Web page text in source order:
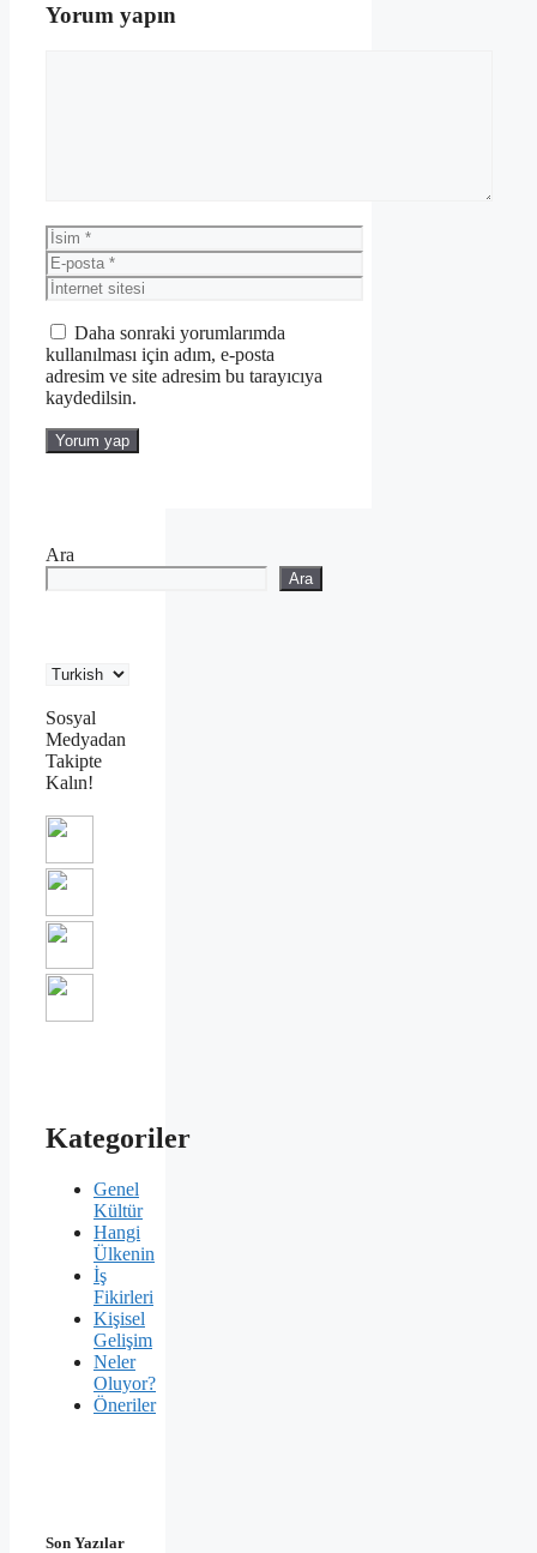
Yorum yapın
İsim
E-
posta
İnternet
sitesi
Daha sonraki yorumlarımda
kullanılması için adım, e-posta
adresim ve site adresim bu tarayıcıya
kaydedilsin.
Ara
Ara
Sosyal
Medyadan
Takipte
Kalın!
Kategoriler
Genel
Kültür
Hangi
Ülkenin
İş
Fikirleri
Kişisel
Gelişim
Neler
Oluyor?
Öneriler
Son Yazılar